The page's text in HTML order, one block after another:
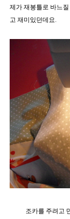
제가 재봉틀로 바느
고 재미있던데요
조카를 주려고 만